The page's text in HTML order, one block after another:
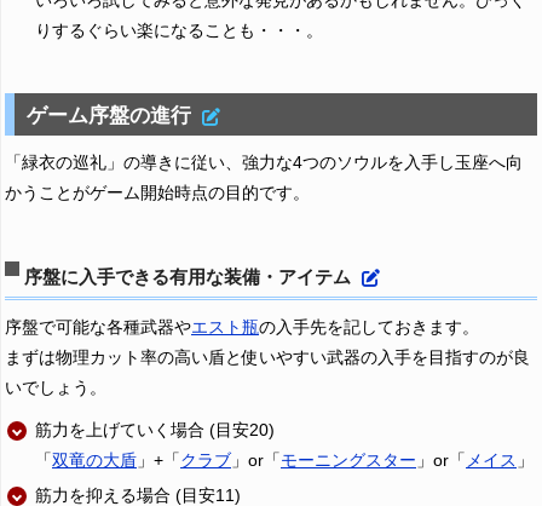
りするぐらい楽になることも・・・。
ゲーム序盤の進行
「緑衣の巡礼」の導きに従い、強力な4つのソウルを入手し玉座へ向
かうことがゲーム開始時点の目的です。
序盤に入手できる有用な装備・アイテム
序盤で可能な各種武器やエスト瓶の入手先を記しておきます。
まずは物理カット率の高い盾と使いやすい武器の入手を目指すのが良
いでしょう。
筋力を上げていく場合 (目安20)
「双竜の大盾 」+「クラブ 」or「モーニングスター 」or「 メイス 」
筋力を抑える場合 (目安11)